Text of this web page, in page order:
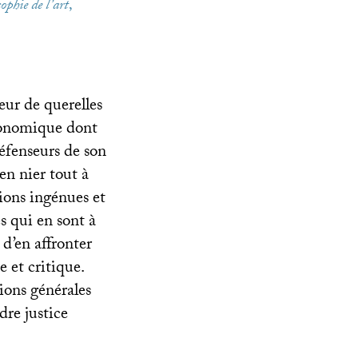
de l’art,
de querelles
dont
de son
nier tout à
ingénues et
qui en sont à
affronter
et critique.
générales
justice